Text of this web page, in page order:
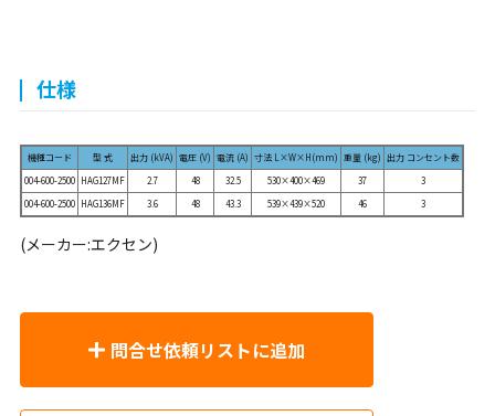
仕様
機種コード 型 式 出力 (kVA) 電圧 (V) 電流 (A) 寸法 L×W×H(mm) 重量 (kg) 出力 コンセント数
004-600-2500 HAG127MF 2.7 48 32.5 530×400×469 37
3
004-600-2500 HAG136MF 3.6 48 43.3 539×439×520 46 3
(メーカー:エクセン)
問合せ依頼リストに追加